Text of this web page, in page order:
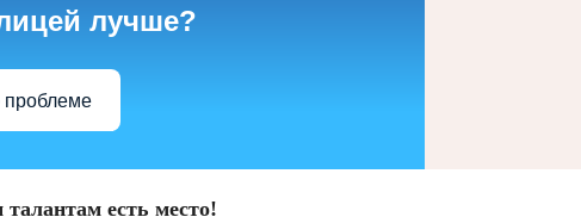
лучше?
проблеме
есть место!